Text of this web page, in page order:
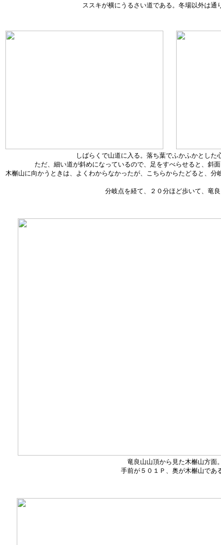
ススキが横にうるさい道である。冬場以外は通
しばらくで山道に入る。落ち葉でふかふかとした
ただ、細い道が斜めになっているので、足をすべらせると、斜
木槲山に向かうときは、よくわからなかったが、こちらからたどると、
分岐点を経て、２０分ほど歩いて、竜
竜良山山頂から見た木槲山方面
手前が５０１Ｐ、奥が木槲山であ